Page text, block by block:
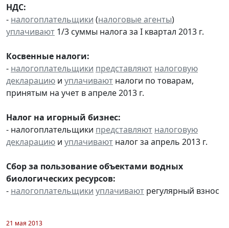
НДС:
- налогоплательщики (налоговые агенты)
уплачивают 1/3 суммы налога за I квартал 2013 г.
Косвенные налоги:
- налогоплательщики представляют налоговую
декларацию и уплачивают налоги по товарам,
принятым на учет в апреле 2013 г.
Налог на игорный бизнес:
- налогоплательщики представляют налоговую
декларацию и уплачивают налог за апрель 2013 г.
Сбор за пользование объектами водных
биологических ресурсов:
- налогоплательщики уплачивают регулярный взнос
21 мая 2013